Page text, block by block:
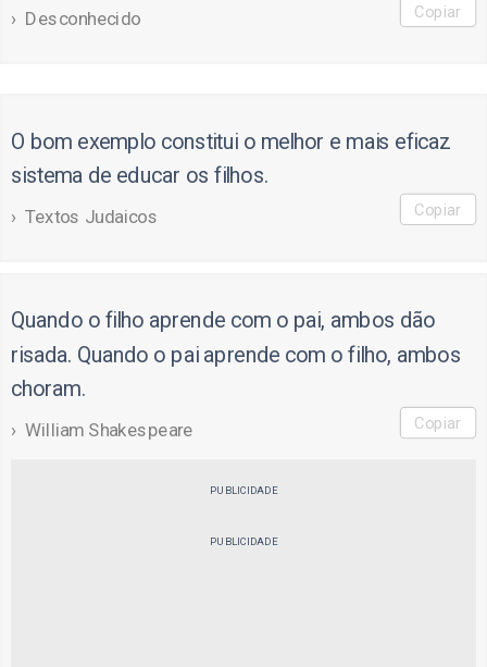
Desconhecido Copiar
O bom exemplo constitui o melhor e mais eficaz
sistema de educar os filhos.
Textos Judaicos Copiar
Quando o filho aprende com o pai, ambos dão
risada. Quando o pai aprende com o filho, ambos
choram.
William Shakespeare Copiar
PUBLICIDADE
PUBLICIDADE